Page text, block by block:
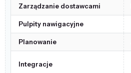
Zarządzanie dostawcami
Pulpity nawigacyjne
Planowanie
Integracje